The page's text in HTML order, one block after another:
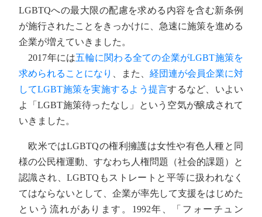
LGBTQへの最大限の配慮を求める内容を含む新条例
が施行されたことをきっかけに、急速に施策を進める
企業が増えていきました。
2017年には五輪に関わる全ての企業がLGBT施策を
求められることになり
、また、 経団連が会員企業に対
してLGBT施策を実施するよう提言するなど、いよい
よ「LGBT施策待ったなし」という空気が醸成されて
いきました。
欧米ではLGBTQの権利擁護は女性や有色人種と同
様の公民権運動、すなわち人権問題（社会的課題）と
認識され、LGBTQもストレートと平等に扱われなく
てはならないとして、企業が率先して支援をはじめた
という流れがあります。1992年、「フォーチュン